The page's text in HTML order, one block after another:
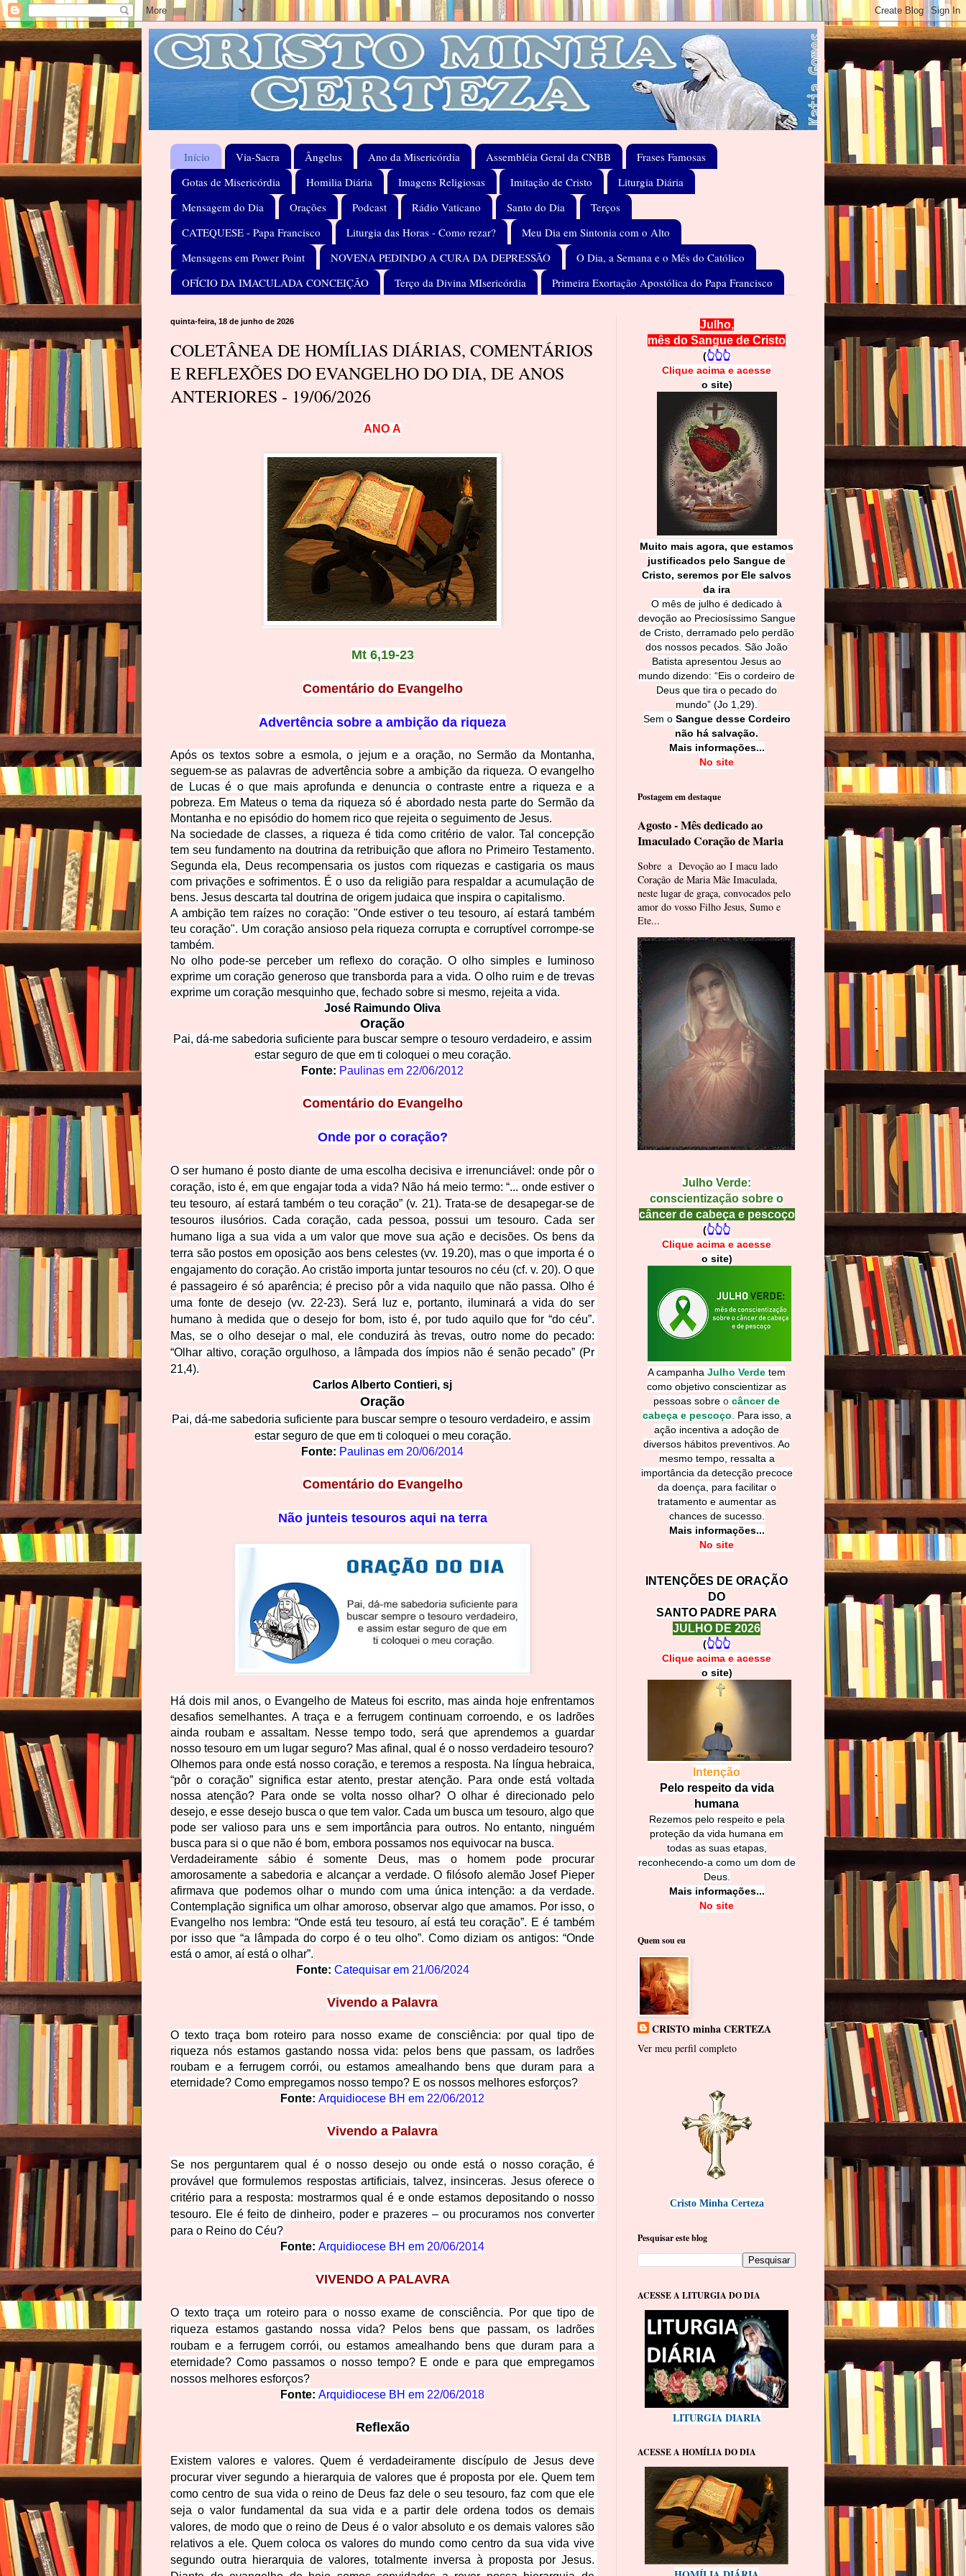
Início Via-Sacra Ângelus Ano da Misericórdia Assembléia Geral da CNBB
Frases Famosas
Gotas de Misericórdia
Homilia Diária Imagens Religiosas Imitação de Cristo
Liturgia Diária
Mensagem do Dia
Orações Podcast Rádio Vaticano Santo do Dia
Terços
CATEQUESE - Papa Francisco
Liturgia das Horas - Como rezar?
Meu Dia em Sintonia com o Alto
Mensagens em Power Point
NOVENA PEDINDO A CURA DA DEPRESSÃO
O Dia, a Semana e o Mês do Católico
OFÍCIO DA IMACULADA CONCEIÇÃO
Terço da Divina MIsericórdia Primeira Exortação Apostólica do Papa Francisco
quinta-feira, 18 de junho de 2026
COLETÂNEA DE HOMÍLIAS DIÁRIAS, COMENTÁRIOS
E REFLEXÕES DO EVANGELHO DO DIA, DE ANOS
ANTERIORES - 19/06/2026
A NO A
Mt 6,19-23
Comentário do Evangelho
Advertência sobre a ambição da riqueza
Após os textos sobre a esmola, o jejum e a oração, no Sermão da Montanha,
seguem-se as palavras de advertência sobre a ambição da riqueza. O evangelho
de Lucas é o que mais aprofunda e denuncia o contraste entre a riqueza e a
pobreza. Em Mateus o tema da riqueza só é abordado nesta parte do Sermão da
Montanha e no episódio do homem rico que rejeita o seguimento de Jesus.
Na sociedade de classes, a riqueza é tida como critério de valor. Tal concepção
tem seu fundamento na doutrina da retribuição que aflora no Primeiro Testamento.
Segunda ela, Deus recompensaria os justos com riquezas e castigaria os maus
com privações e sofrimentos. É o uso da religião para respaldar a acumulação de
bens. Jesus descarta tal doutrina de origem judaica que inspira o capitalismo.
A ambição tem raízes no coração: "Onde estiver o teu tesouro, aí estará também
teu coração". Um coração ansioso pela riqueza corrupta e corruptível corrompe-se
também.
No olho pode-se perceber um reflexo do coração. O olho simples e luminoso
exprime um coração generoso que transborda para a vida. O olho ruim e de trevas
exprime um coração mesquinho que, fechado sobre si mesmo, rejeita a vida.
José Raimundo Oliva
Oração
Pai, dá-me sabedoria suficiente para buscar sempre o tesouro verdadeiro, e assim
estar seguro de que em ti coloquei o meu coração.
Fonte: Paulinas em 22/06/2012
Comentário do Evangelho
Onde por o coração?
O ser humano é posto diante de uma escolha decisiva e irrenunciável: onde pôr o
coração, isto é, em que engajar toda a vida? Não há meio termo: “... onde estiver o
teu tesouro, aí estará também o teu coração” (v. 21). Trata-se de desapegar-se de
tesouros ilusórios. Cada coração, cada pessoa, possui um tesouro. Cada ser
humano liga a sua vida a um valor que move sua ação e decisões. Os bens da
terra são postos em oposição aos bens celestes (vv. 19.20), mas o que importa é o
engajamento do coração. Ao cristão importa juntar tesouros no céu (cf. v. 20). O que
é passageiro é só aparência; é preciso pôr a vida naquilo que não passa. Olho é
uma fonte de desejo (vv. 22-23). Será luz e, portanto, iluminará a vida do ser
humano à medida que o desejo for bom, isto é, por tudo aquilo que for “do céu”.
Mas, se o olho desejar o mal, ele conduzirá às trevas, outro nome do pecado:
“Olhar altivo, coração orgulhoso, a lâmpada dos ímpios não é senão pecado” (Pr
21,4).
Carlos Alberto Contieri, sj
Oração
Pai, dá-me sabedoria suficiente para buscar sempre o tesouro verdadeiro, e assim
estar seguro de que em ti coloquei o meu coração.
Fonte: Paulinas em 20/06/2014
Comentário do Evangelho
Não junteis tesouros aqui na terra
Há dois mil anos, o Evangelho de Mateus foi escrito, mas ainda hoje enfrentamos
desafios semelhantes. A traça e a ferrugem continuam corroendo, e os ladrões
ainda roubam e assaltam. Nesse tempo todo, será que aprendemos a guardar
nosso tesouro em um lugar seguro? Mas afinal, qual é o nosso verdadeiro tesouro?
Olhemos para onde está nosso coração, e teremos a resposta. Na língua hebraica,
“pôr o coração” significa estar atento, prestar atenção. Para onde está voltada
nossa atenção? Para onde se volta nosso olhar? O olhar é direcionado pelo
desejo, e esse desejo busca o que tem valor. Cada um busca um tesouro, algo que
pode ser valioso para uns e sem importância para outros. No entanto, ninguém
busca para si o que não é bom, embora possamos nos equivocar na busca.
Verdadeiramente sábio é somente Deus, mas o homem pode procurar
amorosamente a sabedoria e alcançar a verdade. O filósofo alemão Josef Pieper
afirmava que podemos olhar o mundo com uma única intenção: a da verdade.
Contemplação significa um olhar amoroso, observar algo que amamos. Por isso, o
Evangelho nos lembra: “Onde está teu tesouro, aí está teu coração”. E é também
por isso que “a lâmpada do corpo é o teu olho”. Como diziam os antigos: “Onde
está o amor, aí está o olhar”.
Fonte: Catequisar em 21/06/2024
Vivendo a Palavra
O texto traça bom roteiro para nosso exame de consciência: por qual tipo de
riqueza nós estamos gastando nossa vida: pelos bens que passam, os ladrões
roubam e a ferrugem corrói, ou estamos amealhando bens que duram para a
eternidade? Como empregamos nosso tempo? E os nossos melhores esforços?
Fonte: Arquidiocese BH em 22/06/2012
Vivendo a Palavra
Se nos perguntarem qual é o nosso desejo ou onde está o nosso coração, é
provável que formulemos respostas artificiais, talvez, insinceras. Jesus oferece o
critério para a resposta: mostrarmos qual é e onde estamos depositando o nosso
tesouro. Ele é feito de dinheiro, poder e prazeres – ou procuramos nos converter
para o Reino do Céu?
Fonte: Arquidiocese BH em 20/06/2014
VIVENDO A PALAVRA
O texto traça um roteiro para o nosso exame de consciência. Por que tipo de
riqueza estamos gastando nossa vida? Pelos bens que passam, os ladrões
roubam e a ferrugem corrói, ou estamos amealhando bens que duram para a
eternidade? Como passamos o nosso tempo? E onde e para que empregamos
nossos melhores esforços?
Fonte: Arquidiocese BH em 22/06/2018
Reflexão
Existem valores e valores. Quem é verdadeiramente discípulo de Jesus deve
procurar viver segundo a hierarquia de valores que é proposta por ele. Quem tem
como centro de sua vida o reino de Deus faz dele o seu tesouro, faz com que ele
seja o valor fundamental da sua vida e a partir dele ordena todos os demais
valores, de modo que o reino de Deus é o valor absoluto e os demais valores são
relativos a ele. Quem coloca os valores do mundo como centro da sua vida vive
segundo outra hierarquia de valores, totalmente inversa à proposta por Jesus.
Julho,
mês do Sangue de Cristo
(👆👆👆
Clique acima e acesse
o site)
Muito mais agora, que estamos
justificados pelo Sangue de
Cristo, seremos por Ele salvos
da ira
O mês de julho é dedicado à
devoção ao Preciosíssimo Sangue
de Cristo, derramado pelo perdão
dos nossos pecados. São João
Batista apresentou Jesus ao
mundo dizendo: “Eis o cordeiro de
Deus que tira o pecado do
mundo” (Jo 1,29).
Sem o Sangue desse Cordeiro
não há salvação.
Mais informações...
No site
Postagem em destaque
Agosto - Mês dedicado ao
Imaculado Coração de Maria
Sobre a Devoção ao I macu lado
Coração de Maria Mãe Imaculada,
neste lugar de graça, convocados pelo
amor do vosso Filho Jesus, Sumo e
Ete...
Julho Verde:
conscientização sobre o
câncer de cabeça e pescoço
(👆👆👆
Clique acima e acesse
o site)
A campanha Julho Verde tem
como objetivo conscientizar as
pessoas sobre o câncer de
cabeça e pescoço
Para isso, a
ação incentiva a adoção de
diversos hábitos preventivos. Ao
mesmo tempo, ressalta a
importância da detecção precoce
da doença, para facilitar o
tratamento e aumentar as
chances de sucesso.
Mais informações...
No site
INTENÇÕES DE ORAÇÃO
DO
SANTO PADRE PARA
JULHO DE 2026
(👆👆👆
Clique acima e acesse
o site)
Intenção
Pelo respeito da vida
humana
Rezemos pelo respeito e pela
proteção da vida humana em
todas as suas etapas,
reconhecendo-a como um dom de
Deus.
Mais informações...
No site
Quem sou eu
CRISTO minha CERTEZA
Ver meu perfil completo
Cristo Minha Certeza
Pesquisar este blog
ACESSE A LITURGIA DO DIA
LITURGIA DIARIA
ACESSE A HOMÍLIA DO DIA